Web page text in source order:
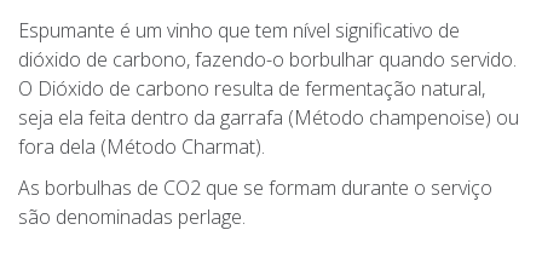
Espumante é um vinho que tem nível significativo de
dióxido de carbono, fazendo-o borbulhar quando servido.
O Dióxido de carbono resulta de fermentação natural,
seja ela feita dentro da garrafa (Método champenoise) ou
fora dela (Método Charmat).
As borbulhas de CO2 que se formam durante o serviço
são denominadas perlage.